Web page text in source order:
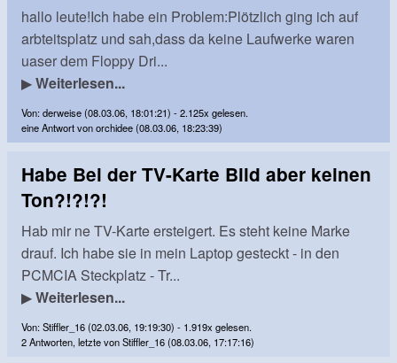
hallo leute!Ich habe ein Problem:Plötzlich ging ich auf
arbteitsplatz und sah,dass da keine Laufwerke waren
uaser dem Floppy Dri...
▶Weiterlesen...
Von: derweise (08.03.06, 18:01:21) - 2.125x gelesen.
eine Antwort von orchidee (08.03.06, 18:23:39)
Habe Bei der TV-Karte Bild aber keinen
Ton?!?!?!
Hab mir ne TV-Karte ersteigert. Es steht keine Marke
drauf. Ich habe sie in mein Laptop gesteckt - in den
PCMCIA Steckplatz - Tr...
▶Weiterlesen...
Von: Stiffler_16 (02.03.06, 19:19:30) - 1.919x gelesen.
2 Antworten, letzte von Stiffler_16 (08.03.06, 17:17:16)